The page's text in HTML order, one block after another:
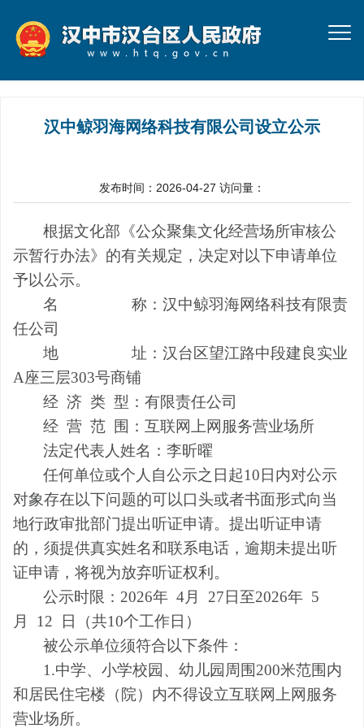
汉中鲸羽海网络科技有限公司设立公示
发布时间：2026-04-27 访问量：
根据文化部《公众聚集文化经营场所审核公
示暂行办法》的有关规定，决定对以下申请单位
予以公示。
名
称 ：汉中鲸羽海网络科技有限责
任公司
地
址：汉台区望江路中段建良实业
A座三层303号商铺
经 济 类 型：有限责任公司
经 营 范 围：互联网上网服务营业场所
法定代表人姓名：李昕曜
任何单位或个人自公示之日起10日内对公示
对象存在以下问题的可以口头或者书面形式向当
地行政审批部门提出听证申请。提出听证申请
的，须提供真实姓名和联系电话，逾期未提出听
证申请，将视为放弃听证权利。
公示时限： 2026年 4月 27 日至2026年 5
月
12
日（共10个工作日）
被公示单位须符合以下条件：
1.中学、小学校园 、幼儿园 周围200米范围内
和居民住宅楼（院）内不得设立互联网上网服务
营业场所。